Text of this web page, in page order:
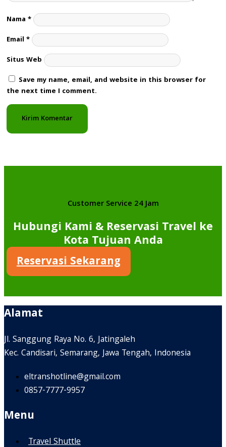
Nama *
Email *
Situs Web
Save my name, email, and website in this browser for
the next time I comment.
Customer Service 24 Jam
Hubungi Kami & Reservasi Travel ke
Kota Tujuan Anda
Reservasi Sekarang
Alamat
Jl. Sanggung Raya No. 6, Jatingaleh
Kec. Candisari, Semarang, Jawa Tengah, Indonesia
eltranshotline@gmail.com
0857-7777-9957
Menu
Travel Shuttle